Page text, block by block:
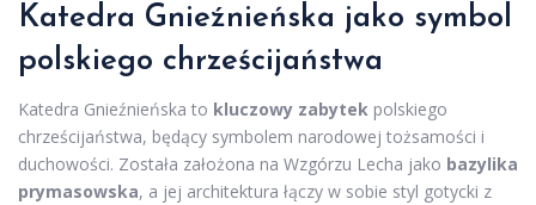
Katedra Gnieźnieńska jako symbol
polskiego chrześcijaństwa
Katedra Gnieźnieńska to kluczowy zabytek polskiego
chrześcijaństwa, będący symbolem narodowej tożsamości i
duchowości. Została założona na Wzgórzu Lecha jako bazylika
prymasowska, a jej architektura łączy w sobie styl gotycki z